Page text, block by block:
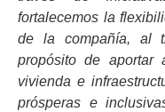
fortalecemos la
de la compañía, al
propósito de aportar
vivienda e
prósperas e